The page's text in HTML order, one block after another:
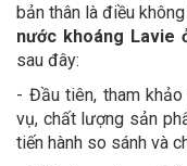
bản thân là điều
nước khoáng Lavie
sau đây:
- Đầu tiên, tham
vụ, chất lượng sản
tiến hành so sánh và